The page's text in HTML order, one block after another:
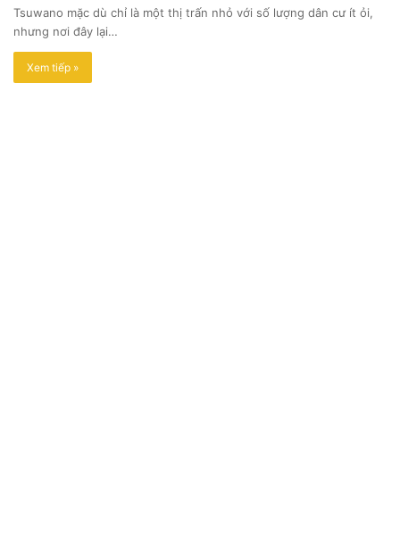
Tsuwano mặc dù chỉ là một thị trấn nhỏ với số lượng dân cư ít ỏi,
nhưng nơi đây lại…
Xem tiếp »